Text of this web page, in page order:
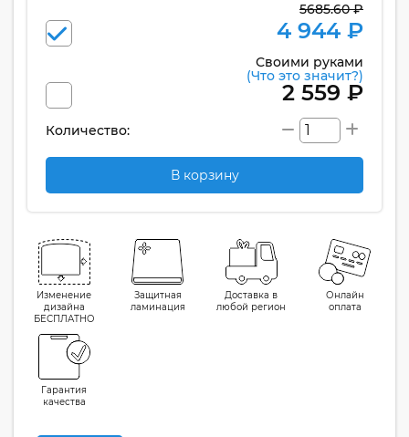
5685.60 ₽
4 944 ₽
Своими руками
(Что это значит?)
2 559 ₽
Количество:
В корзину
Изменение
дизайна
БЕСПЛАТНО
Защитная
ламинация
Доставка в
любой регион
Онлайн
оплата
Гарантия
качества